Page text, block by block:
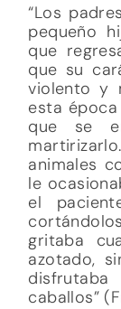
“Los
pequeño
que
que su
violento y
esta
que se
animales
le
el
gritaba
azotado,
caballos”